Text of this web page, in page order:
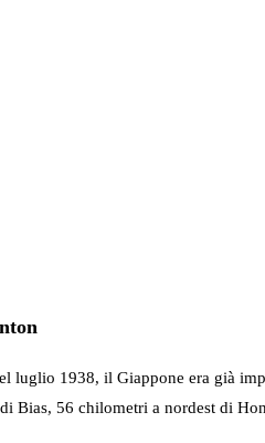
luglio 1938, il Giappone era già
Bias, 56 chilometri a nordest di